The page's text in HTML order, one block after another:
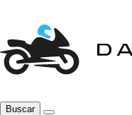
Buscar